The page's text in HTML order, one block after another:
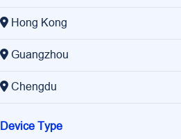
Hong Kong
Guangzhou
Chengdu
Device Type